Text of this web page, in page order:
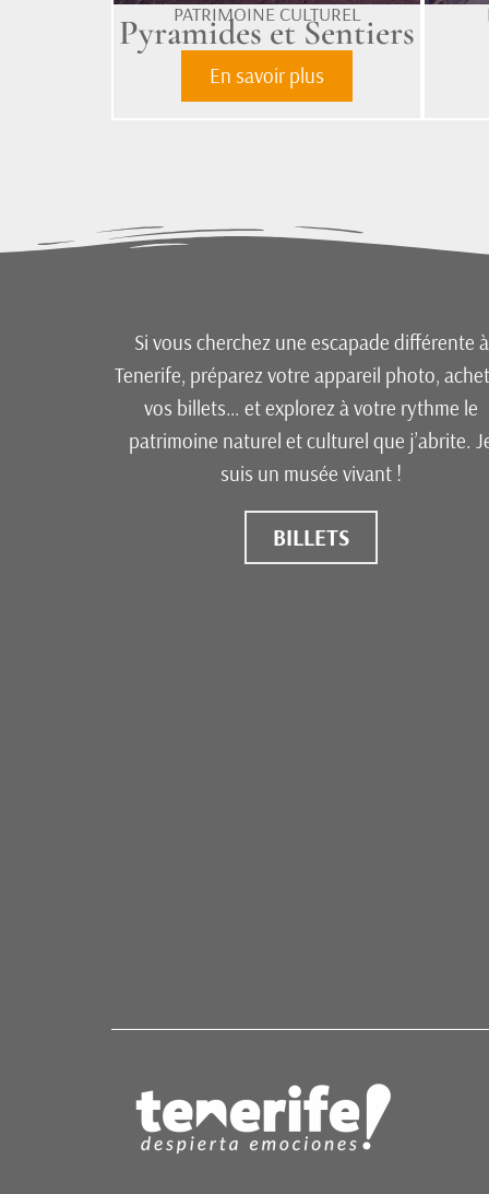
PATRIMOINE CULTUREL
Pyramides et Sentiers
En savoir plus
Si vous cherchez une escapade différente à
Tenerife, préparez votre appareil photo,
vos billets… et explorez à votre rythme le
patrimoine naturel et culturel que j’abrite.
suis un musée vivant !
BILLETS